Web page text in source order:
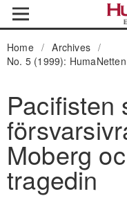
Home / Archives /
No. 5 (1999):
Pacifisten
Moberg
tragedin